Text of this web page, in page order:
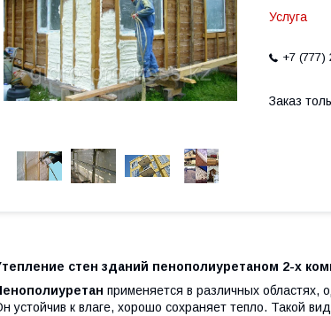
Услуга
+7 (777)
Заказ
стен зданий пенополиуретаном 2-х
применяется в различных областях,
устойчив к влаге, хорошо сохраняет тепло. Такой